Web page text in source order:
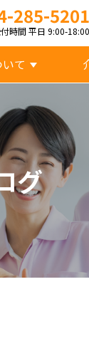
285-5201
時間 平日 9:00-18:00
て
グ